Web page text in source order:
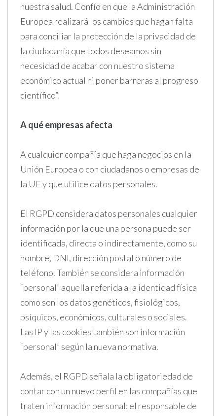
nuestra salud. Confío en que la Administración
Europea realizará los cambios que hagan falta
para conciliar la protección de la privacidad de
la ciudadanía que todos deseamos sin
necesidad de acabar con nuestro sistema
económico actual ni poner barreras al progreso
científico”.
A qué empresas afecta
A cualquier compañía que haga negocios en la
Unión Europea o con ciudadanos o empresas de
la UE y que utilice datos personales.
El RGPD considera datos personales cualquier
información por la que una persona puede ser
identificada, directa o indirectamente, como su
nombre, DNI, dirección postal o número de
teléfono. También se considera información
“personal” aquella referida a la identidad física
como son los datos genéticos, fisiológicos,
psíquicos, económicos, culturales o sociales.
Las IP y las cookies también son información
“personal” según la nueva normativa.
Además, el RGPD señala la obligatoriedad de
contar con un nuevo perfil en las compañías que
traten información personal: el responsable de